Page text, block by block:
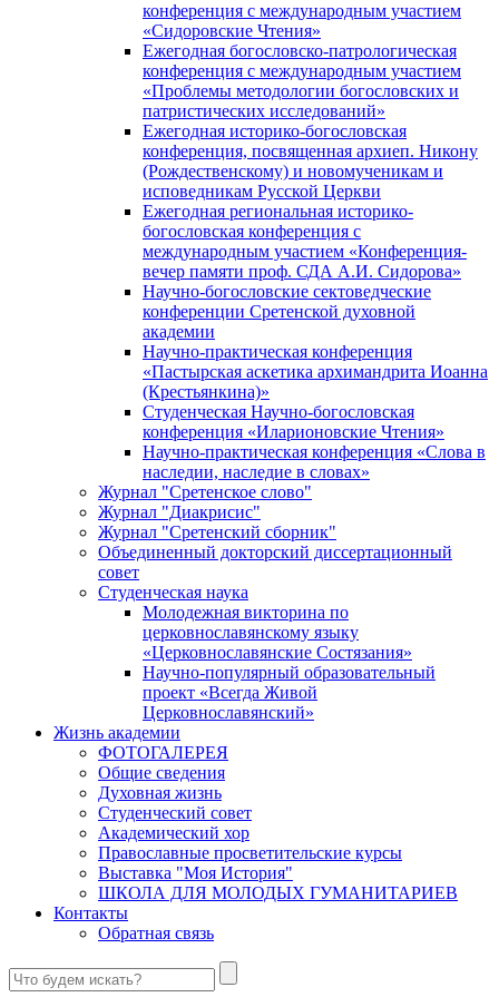
конференция с международным участием
«Сидоровские Чтения»
Ежегодная богословско-патрологическая
конференция с международным участием
«Проблемы методологии богословских и
патристических исследований»
Ежегодная историко-богословская
конференция, посвященная архиеп. Никону
(Рождественскому) и новомученикам и
исповедникам Русской Церкви
Ежегодная региональная историко-
богословская конференция с
международным участием «Конференция-
вечер памяти проф. СДА А.И. Сидорова»
Научно-богословские сектоведческие
конференции Сретенской духовной
академии
Научно-практическая конференция
«Пастырская аскетика архимандрита Иоанна
(Крестьянкина)»
Студенческая Научно-богословская
конференция «Иларионовские Чтения»
Научно-практическая конференция «Cлова в
наследии, наследие в словах»
Журнал "Сретенское слово"
Журнал "Диакрисис"
Журнал "Сретенский сборник"
Объединенный докторский диссертационный
совет
Студенческая наука
Молодежная викторина по
церковнославянскому языку
«Церковнославянские Состязания»
Научно-популярный образовательный
проект «Всегда Живой
Церковнославянский»
Жизнь академии
ФОТОГАЛЕРЕЯ
Общие сведения
Духовная жизнь
Студенческий совет
Академический хор
Православные просветительские курсы
Выставка "Моя История"
ШКОЛА ДЛЯ МОЛОДЫХ ГУМАНИТАРИЕВ
Контакты
Обратная связь